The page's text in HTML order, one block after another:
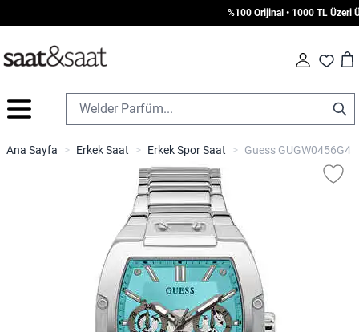
%100 Orijinal • 1000 TL Üzeri
Fav Cart
İçeriğe geç
Ana Sayfa > Erkek Saat > Erkek Spor Saat > Guess GUGW0456G4